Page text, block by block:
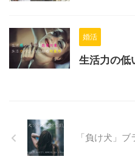
婚活
生活力の低
「負け犬」